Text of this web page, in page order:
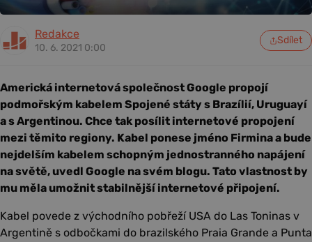
Redakce
10. 6. 2021 0:00
Sdílet
Americká internetová společnost Google propojí
podmořským kabelem Spojené státy s Brazílií, Uruguayí
a s Argentinou. Chce tak posílit internetové propojení
mezi těmito regiony. Kabel ponese jméno Firmina a bude
nejdelším kabelem schopným jednostranného napájení
na světě, uvedl Google na svém blogu. Tato vlastnost by
mu měla umožnit stabilnější internetové připojení.
Kabel povede z východního pobřeží USA do Las Toninas v
Argentině s odbočkami do brazilského Praia Grande a Punta